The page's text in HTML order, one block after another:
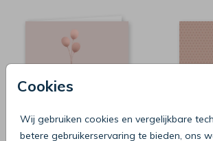
Cookies
Wij gebruiken cookies en vergelijkbare
betere gebruikerservaring te bieden, ons